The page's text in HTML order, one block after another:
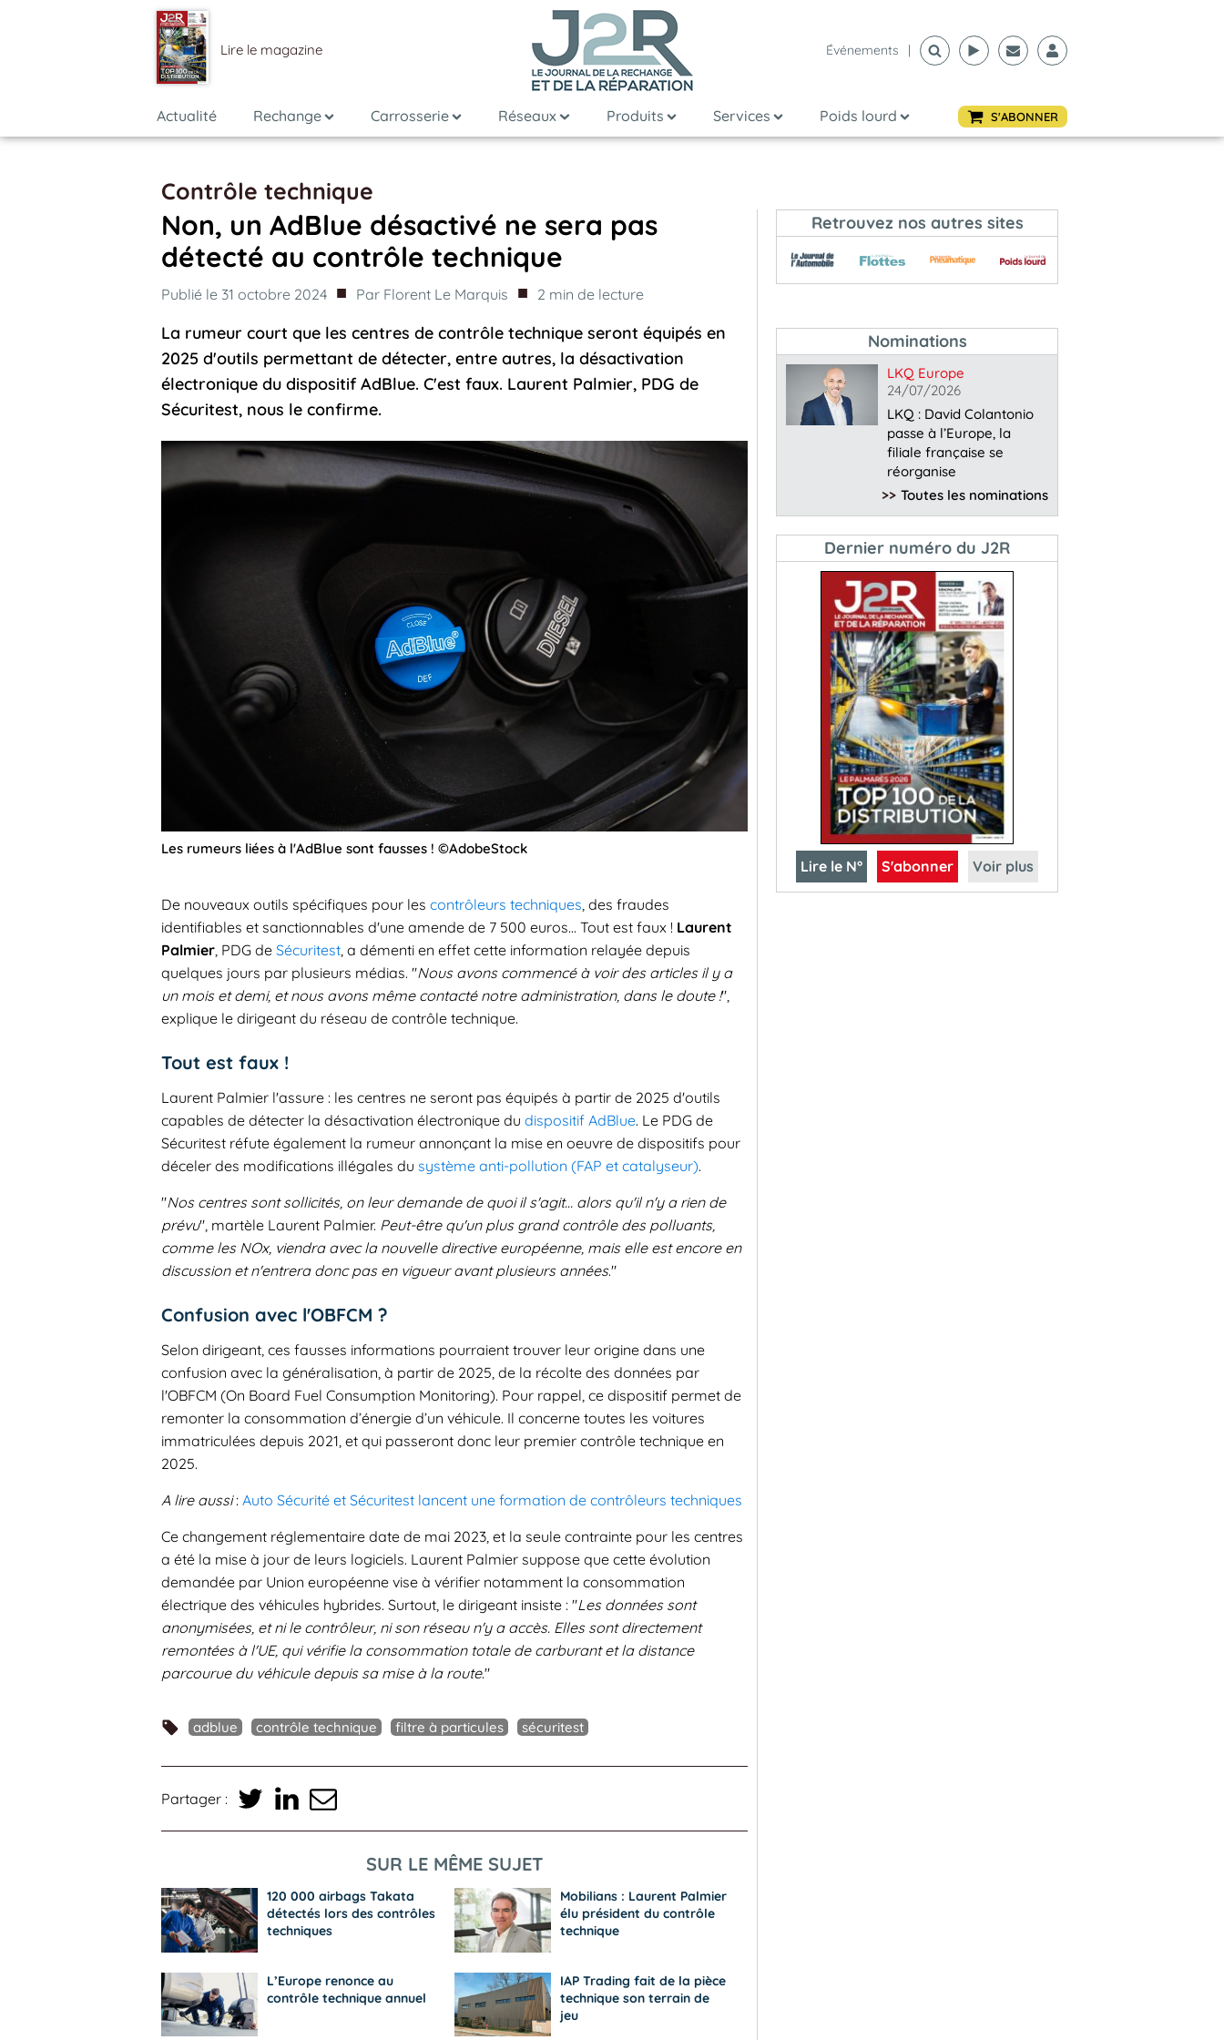
Lire le magazine Événements |
Actualité Rechange Carrosserie Réseaux Produits Services Poids lourd S'ABONNER
Contrôle technique
Non, un AdBlue désactivé ne sera pas
détecté au contrôle technique
Publié le 31 octobre 2024 ■ Par Florent Le Marquis ■ 2 min de lecture
La rumeur court que les centres de contrôle technique seront équipés en
2025 d'outils permettant de détecter, entre autres, la désactivation
électronique du dispositif AdBlue. C'est faux. Laurent Palmier, PDG de
Sécuritest, nous le confirme.
Les rumeurs liées à l'AdBlue sont fausses ! ©AdobeStock
De nouveaux outils spécifiques pour les contrôleurs techniques, des fraudes
identifiables et sanctionnables d'une amende de 7 500 euros… Tout est faux ! Laurent
Palmier, PDG de Sécuritest, a démenti en effet cette information relayée depuis
quelques jours par plusieurs médias. "Nous avons commencé à voir des articles il y a
un mois et demi, et nous avons même contacté notre administration, dans le doute !",
explique le dirigeant du réseau de contrôle technique.
Tout est faux !
Laurent Palmier l'assure : les centres ne seront pas équipés à partir de 2025 d'outils
capables de détecter la désactivation électronique du dispositif AdBlue. Le PDG de
Sécuritest réfute également la rumeur annonçant la mise en oeuvre de dispositifs pour
déceler des modifications illégales du système anti-pollution (FAP et catalyseur).
"Nos centres sont sollicités, on leur demande de quoi il s'agit… alors qu'il n'y a rien de
prévu", martèle Laurent Palmier. Peut-être qu'un plus grand contrôle des polluants,
comme les NOx, viendra avec la nouvelle directive européenne, mais elle est encore en
discussion et n'entrera donc pas en vigueur avant plusieurs années."
Confusion avec l'OBFCM ?
Selon dirigeant, ces fausses informations pourraient trouver leur origine dans une
confusion avec la généralisation, à partir de 2025, de la récolte des données par
l'OBFCM (On Board Fuel Consumption Monitoring). Pour rappel, ce dispositif permet de
remonter la consommation d’énergie d’un véhicule. Il concerne toutes les voitures
immatriculées depuis 2021, et qui passeront donc leur premier contrôle technique en
2025.
A lire aussi: Auto Sécurité et Sécuritest lancent une formation de contrôleurs techniques
Ce changement réglementaire date de mai 2023, et la seule contrainte pour les centres
a été la mise à jour de leurs logiciels. Laurent Palmier suppose que cette évolution
demandée par Union européenne vise à vérifier notamment la consommation
électrique des véhicules hybrides. Surtout, le dirigeant insiste : "Les données sont
anonymisées, et ni le contrôleur, ni son réseau n'y a accès. Elles sont directement
remontées à l'UE, qui vérifie la consommation totale de carburant et la distance
parcourue du véhicule depuis sa mise à la route."
adblue contrôle technique filtre à particules sécuritest
Partager :
SUR LE MÊME SUJET
120 000 airbags Takata
détectés lors des contrôles
techniques
Mobilians : Laurent Palmier
élu président du contrôle
technique
L’Europe renonce au
contrôle technique annuel
IAP Trading fait de la pièce
technique son terrain de
jeu
Retrouvez nos autres sites
Nominations
LKQ Europe
24/07/2026
LKQ : David Colantonio
passe à l’Europe, la
filiale française se
réorganise
>> Toutes les nominations
Dernier numéro du J2R
Lire le N° S'abonner Voir plus